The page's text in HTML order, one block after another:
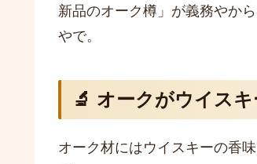
新品のオーク樽」が義務やか
やで。
🔬 オークがウイス
オーク材にはウイスキーの香